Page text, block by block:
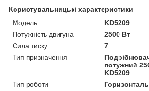
Користувальницькі характеристики
Мoдель
KD5209
Потужність двигуна
2500 Вт
Сила тиску
7
Тип призначення
потужний
KD5209
Тип роботи